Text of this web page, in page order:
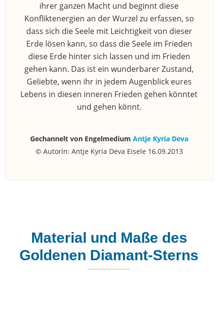
ihrer ganzen Macht und beginnt diese
Konfliktenergien an der Wurzel zu erfassen, so
dass sich die Seele mit Leichtigkeit von dieser
Erde lösen kann, so dass die Seele im Frieden
diese Erde hinter sich lassen und im Frieden
gehen kann. Das ist ein wunderbarer Zustand,
Geliebte, wenn ihr in jedem Augenblick eures
Lebens in diesen inneren Frieden gehen könntet
und gehen könnt.
Gechannelt von Engelmedium Antje Kyria Deva
© Autorin: Antje Kyria Deva Eisele 16.09.2013
Material und Maße des
Goldenen Diamant-Sterns